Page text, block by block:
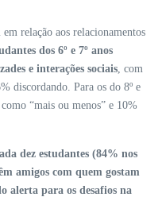
relação aos relacionamentos
dos 6º e 7º anos
e interações sociais, com
discordando. Para os do 8º e
“mais ou menos” e 10%
dez estudantes (84% nos
amigos com quem gostam
alerta para os desafios na